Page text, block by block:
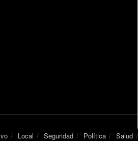
Local Seguridad Política Salud